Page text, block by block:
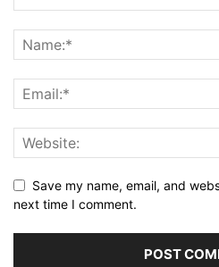
Save my name, email, and
next time I comment.